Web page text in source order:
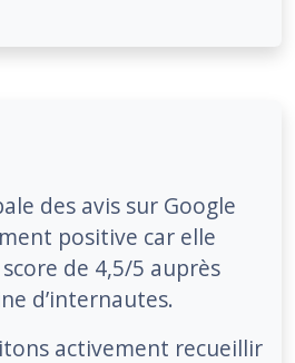
des avis sur Google
positive car elle
de 4,5/5 auprès
d’internautes.
activement recueillir